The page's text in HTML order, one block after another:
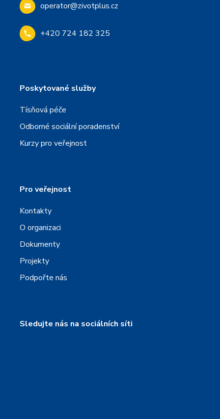
operator@zivotplus.cz
+420 724 182 325
Poskytované služby
Tísňová péče
Odborné sociální poradenství
Kurzy pro veřejnost
Pro veřejnost
Kontakty
O organizaci
Dokumenty
Projekty
Podpořte nás
Sledujte nás na sociálních síti